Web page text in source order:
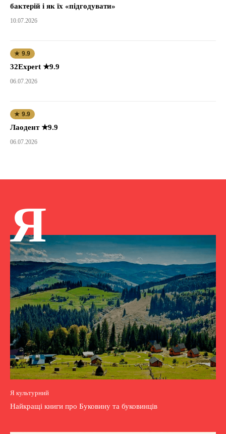
бактерій і як їх «підгодувати»
10.07.2026
★ 9.9
32Expert ★9.9
06.07.2026
★ 9.9
Лаодент ★9.9
06.07.2026
Я
Я культурний
Найкращі книги про Буковину та буковинців